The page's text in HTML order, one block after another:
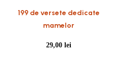
199 de versete dedicate
mamelor
29,00lei